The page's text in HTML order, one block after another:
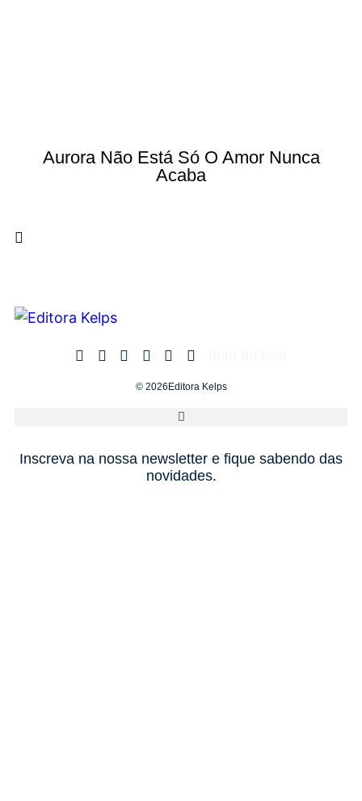
Aurora Não Está Só O Amor Nunca
Acaba
© 2026Editora Kelps
Inscreva na nossa newsletter e fique sabendo das
novidades.